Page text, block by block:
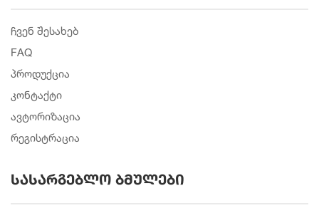
ჩვენ შესახებ
FAQ
პროდუქცია
კონტაქტი
ავტორიზაცია
რეგისტრაცია
სასარგებლო ბმულები